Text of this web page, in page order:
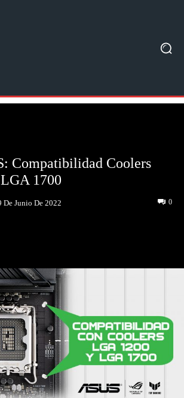
Compatibilidad Coolers
1700
De Junio De 2022 0